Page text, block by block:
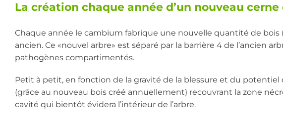
La création chaque année d’un nouveau cerne
Chaque année le cambium fabrique une nouvelle quantité de bois
ancien. Ce «nouvel arbre» est séparé par la barrière 4 de l’ancien
pathogènes compartimentés.
Petit à petit, en fonction de la gravité de la blessure et du potentiel
(grâce au nouveau bois créé annuellement) recouvrant la zone
cavité qui bientôt évidera l’intérieur de l’arbre.